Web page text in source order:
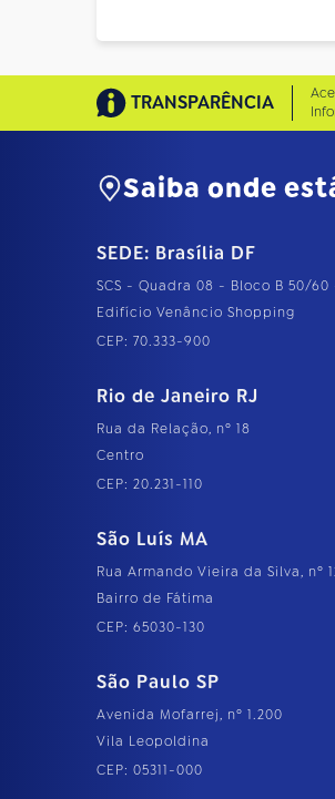
TRANSPARÊNCIA
Saiba onde
SEDE: Brasília DF
SCS - Quadra 08 - Bloco B 50/60
Edifício Venâncio Shopping
CEP: 70.333-900
Rio de Janeiro RJ
Rua da Relação, nº 18
Centro
CEP: 20.231-110
São Luís MA
Rua Armando Vieira da Silva, nº
Bairro de Fátima
CEP: 65030-130
São Paulo SP
Avenida Mofarrej, nº 1.200
Vila Leopoldina
CEP: 05311-000